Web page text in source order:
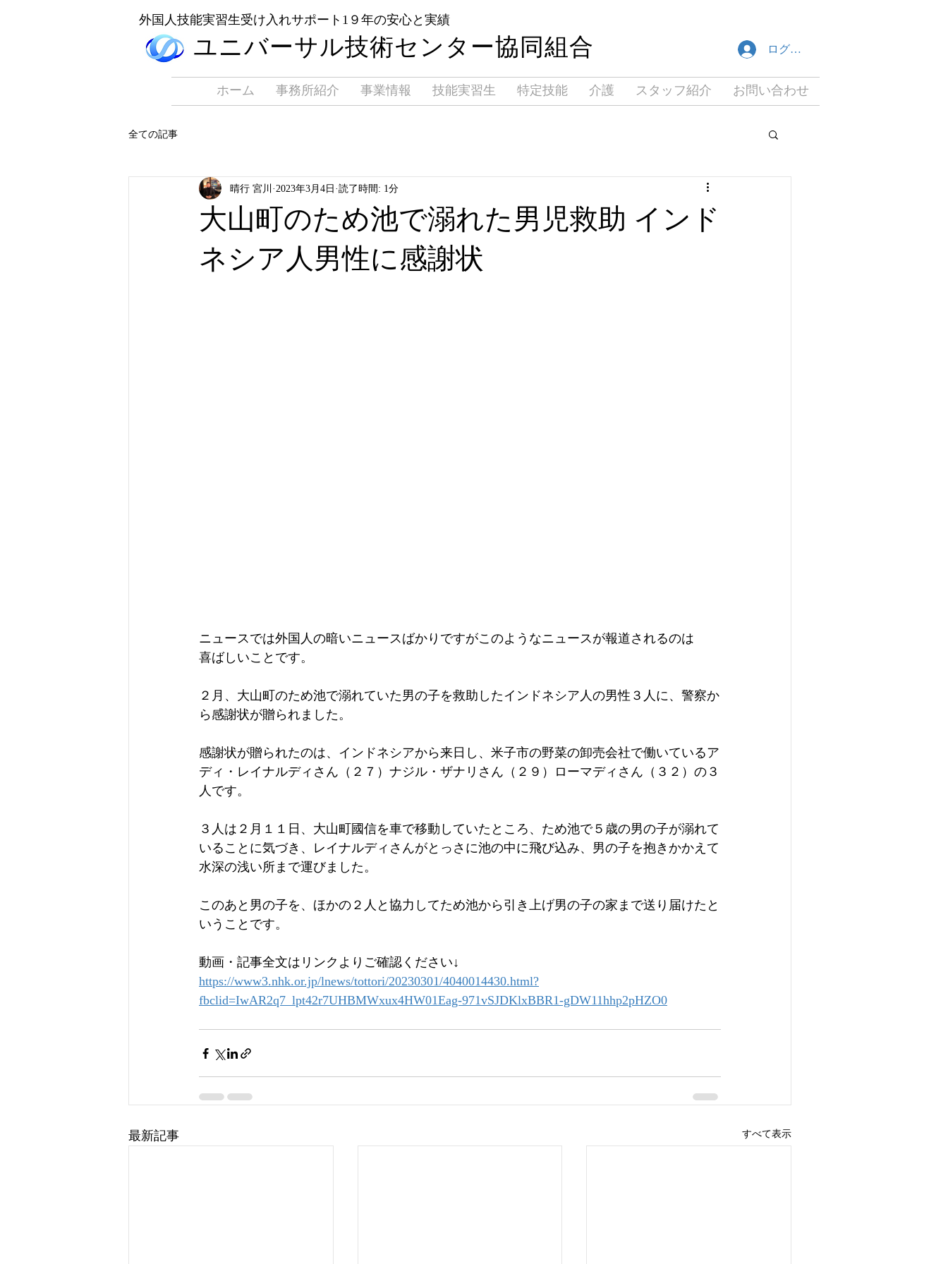
​外国人技能実習生受け入れサポート1９年の安心と実績
​ユニバーサル技術センター協同組合
ホーム 事務所紹介 事業情報 技能実習生 特定技能 介護 スタッフ紹介 お問い合わせ
ログイン
全ての記事
大山町のため池で溺れた男児救助 インド
ネシア人男性に感謝状
晴行 宮川 2023年3月4日 読了時間: 1分
ニュースでは外国人の暗いニュースばかりですがこのようなニュースが報道されるのは
喜ばしいことです。
２月、大山町のため池で溺れていた男の子を救助したインドネシア人の男性３人に、警察か
ら感謝状が贈られました。
感謝状が贈られたのは、インドネシアから来日し、米子市の野菜の卸売会社で働いているア
ディ・レイナルディさん（２７）ナジル・ザナリさん（２９）ローマディさん（３２）の３
人です。
３人は２月１１日、大山町國信を車で移動していたところ、ため池で５歳の男の子が溺れて
いることに気づき、レイナルディさんがとっさに池の中に飛び込み、男の子を抱きかかえて
水深の浅い所まで運びました。
このあと男の子を、ほかの２人と協力してため池から引き上げ男の子の家まで送り届けたと
いうことです。
動画・記事全文はリンクよりご確認ください↓
https://www3.nhk.or.jp/lnews/tottori/20230301/4040014430.html?
fbclid=IwAR2q7_lpt42r7UHBMWxux4HW01Eag-971vSJDKlxBBR1-gDW11hhp2pHZO0
最新記事 すべて表示